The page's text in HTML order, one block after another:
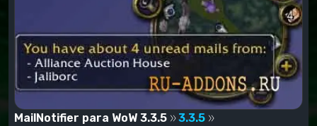
MailNotifier para WoW 3.3.5
3.3.5